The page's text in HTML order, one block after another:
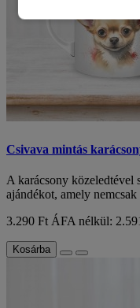
Csivava mintás
A karácsony közeledtével
ajándékot, amely
3.290 Ft ÁFA nélkül:
Kosárba